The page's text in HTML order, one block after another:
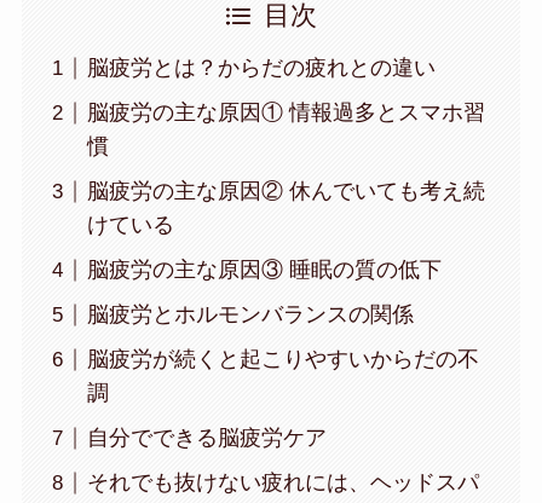
目次
脳疲労とは？からだの疲れとの違い
脳疲労の主な原因① 情報過多とスマホ習
慣
脳疲労の主な原因② 休んでいても考え続
けている
脳疲労の主な原因③ 睡眠の質の低下
脳疲労とホルモンバランスの関係
脳疲労が続くと起こりやすいからだの不
調
自分でできる脳疲労ケア
それでも抜けない疲れには、ヘッドスパ